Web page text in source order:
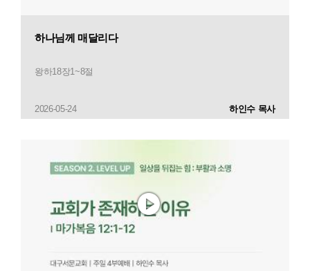
하나님께 매달리다
왕하18장1~8절
2026-05-24 하인수 목사